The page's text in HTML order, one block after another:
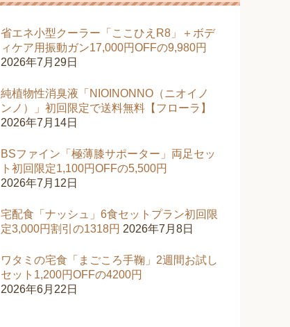
省エネ小型クーラー「ここひえR8」＋ボデ
ィケア用振動ガン17,000円OFFの9,980円
2026年7月29日
純植物性消臭液「NIOINONNO（ニオイノ
ンノ）」初回限定で送料無料【フローラ】
2026年7月14日
BSファイン「極薄膝サポーター」両足セッ
ト初回限定1,100円OFFの5,500円
2026年7月12日
宅配食「ナッシュ」6食セットプラン初回限
定3,000円割引の1318円 2026年7月8日
ワタミの宅食「まごころ手鞠」2週間お試し
セット1,200円OFFの4200円
2026年6月22日